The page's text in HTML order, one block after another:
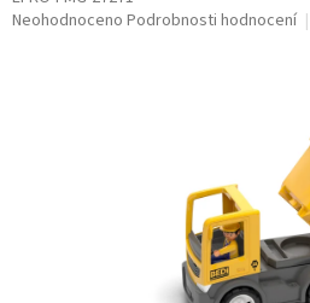
Průměrné
Neohodnoceno Podrobnosti hodnocení